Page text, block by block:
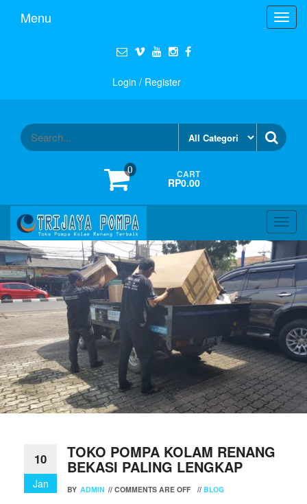
Menu
Login / Register
0 CART
RP0.00
10
Jan
TOKO POMPA KOLAM RENANG
BEKASI PALING LENGKAP
BY ADMIN // COMMENTS ARE OFF // BLOG